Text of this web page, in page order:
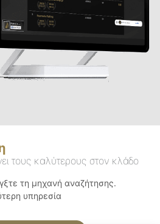
τους καλύτερους στον κλάδο
τη μηχανή αναζήτησης.
υπηρεσία